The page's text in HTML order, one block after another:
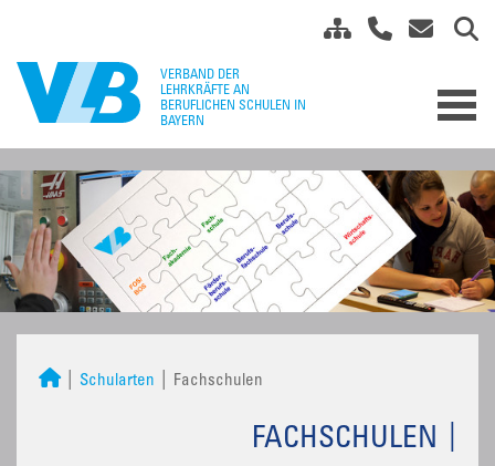
Schularten Fachschulen
FACHSCHULEN